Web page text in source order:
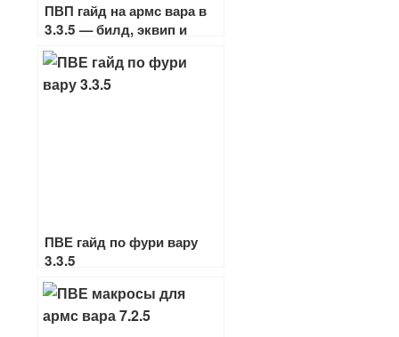
ПВП гайд на армс вара в
3.3.5 — билд, эквип и
арена
ПВЕ гайд по фури вару
3.3.5